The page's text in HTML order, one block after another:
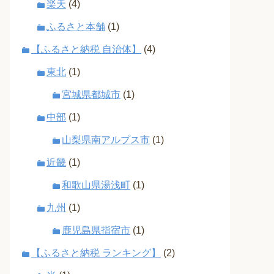
楽天 (4)
ふるさと本舗 (1)
【ふるさと納税 自治体】 (4)
東北 (1)
宮城県都城市 (1)
中部 (1)
山梨県南アルプス市 (1)
近畿 (1)
和歌山県湯浅町 (1)
九州 (1)
鹿児島県指宿市 (1)
【ふるさと納税 ランキング】 (2)